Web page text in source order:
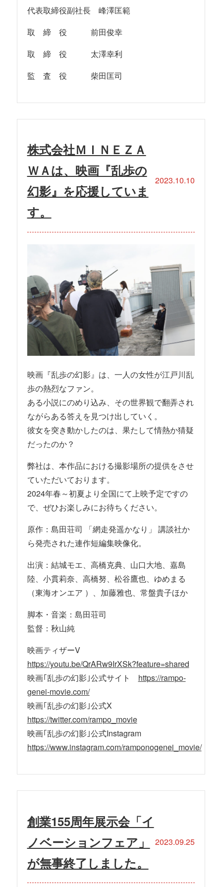
代表取締役副社長 峰澤匡範
取 締 役 前田俊幸
取 締 役 太澤幸利
監 査 役 柴田匡司
株式会社ＭＩＮＥＺＡ
ＷＡは、映画『乱歩の
幻影』を応援していま
す。
2023.10.10
映画『乱歩の幻影』は、一人の女性が江戸川乱
歩の熱烈なファン。
ある小説にのめり込み、その世界観で翻弄され
ながらある答えを見つけ出していく。
彼女を突き動かしたのは、果たして情熱か猜疑
だったのか？
弊社は、本作品における撮影場所の提供をさせ
ていただいております。
2024年春～初夏より全国にて上映予定ですの
で、ぜひお楽しみにお待ちください。
原作：島田荘司 「網走発遥かなり」 講談社か
ら発売された連作短編集映像化。
出演：結城モエ、高橋克典、山口大地、嘉島
陸、小貫莉奈、高橋努、松谷鷹也、ゆめまる
（東海オンエア ）、加藤雅也、常盤貴子ほか
脚本・音楽：島田荘司
監督：秋山純
映画ティザーV
https://youtu.be/QrARw9IrXSk?feature=shared
映画｢乱歩の幻影｣公式サイト https://rampo-
genei-movie.com/
映画｢乱歩の幻影｣公式X
https://twitter.com/rampo_movie
映画｢乱歩の幻影｣公式Instagram
https://www.instagram.com/ramponogenei_movie/
創業155周年展示会「イ
ノベーションフェア」
が無事終了しました。
2023.09.25